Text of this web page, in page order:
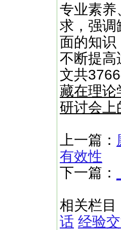
专业素养
求，强调
面的知识
不断提
文共
藏在理论
研讨会上
上一篇：
有效性
下一篇：
相关栏目
话 经验